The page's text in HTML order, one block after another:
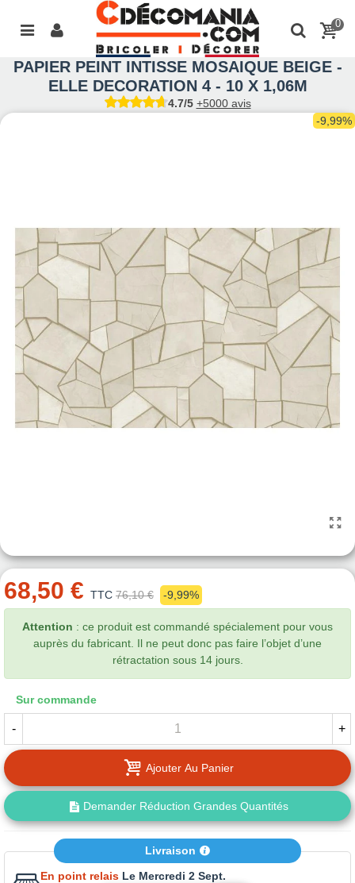
0
PAPIER PEINT INTISSE MOSAIQUE BEIGE -
ELLE DECORATION 4 - 10 X 1,06M
4.7/5 +5000 avis
-9,99%
68,50 € TTC 76,10 € -9,99%
Attention : ce produit est commandé spécialement pour vous
auprès du fabricant. Il ne peut donc pas faire l’objet d’une
rétractation sous 14 jours.
Sur commande
- +
Ajouter Au Panier
Demander Réduction Grandes Quantités
Livraison
En point relais Le Mercredi 2 Sept.